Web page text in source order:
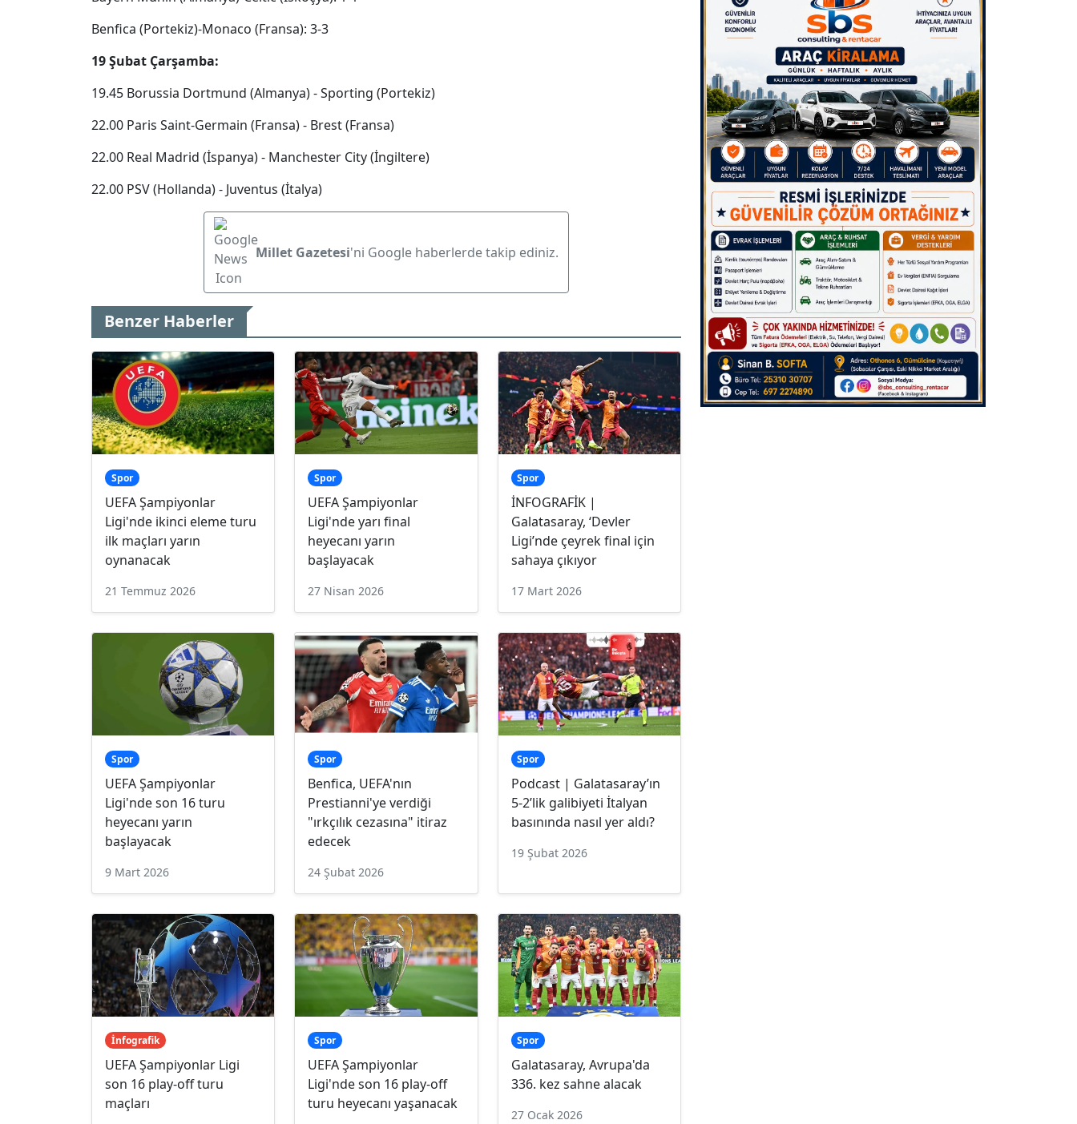
Benfica (Portekiz)-Monaco (Fransa): 3-3
19 Şubat Çarşamba:
19.45 Borussia Dortmund (Almanya) - Sporting (Portekiz)
22.00 Paris Saint-Germain (Fransa) - Brest (Fransa)
22.00 Real Madrid (İspanya) - Manchester City (İngiltere)
22.00 PSV (Hollanda) - Juventus (İtalya)
Millet Gazetesi'ni Google haberlerde takip ediniz.
Benzer Haberler
Spor
UEFA Şampiyonlar
Ligi'nde ikinci eleme turu
ilk maçları yarın
oynanacak
21 Temmuz 2026
Spor
UEFA Şampiyonlar
Ligi'nde yarı final
heyecanı yarın
başlayacak
27 Nisan 2026
Spor
İNFOGRAFİK |
Galatasaray, ‘Devler
Ligi’nde çeyrek final için
sahaya çıkıyor
17 Mart 2026
Spor
UEFA Şampiyonlar
Ligi'nde son 16 turu
heyecanı yarın
başlayacak
9 Mart 2026
Spor
Benfica, UEFA'nın
Prestianni'ye verdiği
"ırkçılık cezasına" itiraz
edecek
24 Şubat 2026
Spor
Podcast | Galatasaray’ın
5-2’lik galibiyeti İtalyan
basınında nasıl yer aldı?
19 Şubat 2026
İnfografik
UEFA Şampiyonlar Ligi
son 16 play-off turu
maçları
Spor
UEFA Şampiyonlar
Ligi'nde son 16 play-off
turu heyecanı yaşanacak
Spor
Galatasaray, Avrupa'da
336. kez sahne alacak
27 Ocak 2026